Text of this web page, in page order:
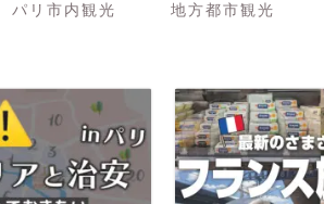
パリ市内観光 地方都市観光